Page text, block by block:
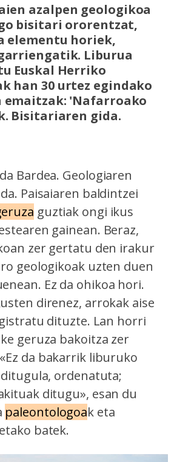
azalpen geologikoa
bisitari ororentzat,
elementu horiek,
Liburua
Euskal Herriko
han 30 urtez egindako
'Nafarroako
Bisitariaren gida.
Bardea. Geologiaren
Paisaiaren baldintzei
guztiak ongi ikus
gainean. Beraz,
zer gertatu den irakur
geologikoak uzten duen
Ez da ohikoa hori.
direnez, arrokak aise
dituzte. Lan horri
geruza bakoitza zer
da bakarrik liburuko
ordenatuta;
ditugu», esan du
paleontologoak eta
batek.